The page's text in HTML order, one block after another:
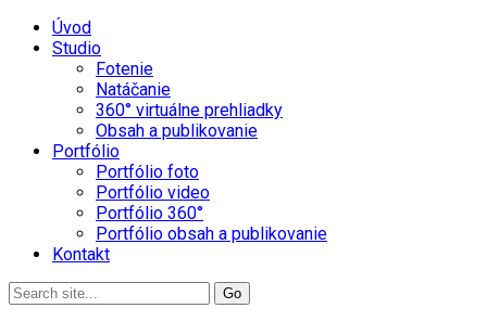
Úvod
Studio
Fotenie
Natáčanie
360° virtuálne prehliadky
Obsah a publikovanie
Portfólio
Portfólio foto
Portfólio video
Portfólio 360°
Portfólio obsah a publikovanie
Kontakt